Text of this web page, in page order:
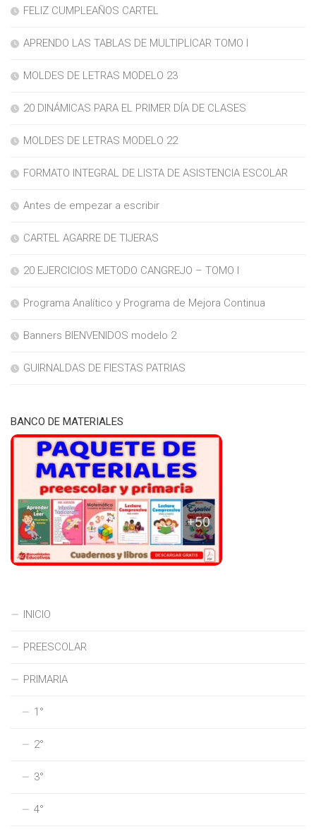
FELIZ CUMPLEAÑOS CARTEL
APRENDO LAS TABLAS DE MULTIPLICAR TOMO I
MOLDES DE LETRAS MODELO 23
20 DINÁMICAS PARA EL PRIMER DÍA DE CLASES
MOLDES DE LETRAS MODELO 22
FORMATO INTEGRAL DE LISTA DE ASISTENCIA ESCOLAR
Antes de empezar a escribir
CARTEL AGARRE DE TIJERAS
20 EJERCICIOS METODO CANGREJO – TOMO I
Programa Analítico y Programa de Mejora Continua
Banners BIENVENIDOS modelo 2
GUIRNALDAS DE FIESTAS PATRIAS
BANCO DE MATERIALES
INICIO
PREESCOLAR
PRIMARIA
1°
2°
3°
4°